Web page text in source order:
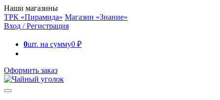
Наши магазины
ТРК «Пирамида» Магазин «Знание»
Вход / Регистрация
0шт. на сумму0 ₽
Оформить заказ